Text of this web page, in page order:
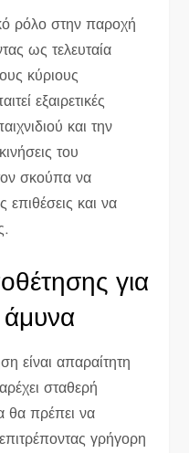
ρόλο στην παροχή
ως τελευταία
κύριους
εξαιρετικές
και την
του
σκούπα να
επιθέσεις και να
για
άμυνα
είναι απαραίτητη
σταθερή
θα πρέπει να
γρήγορη